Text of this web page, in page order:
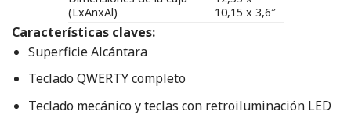
(LxAnxAl)
10,15 x 3,6″
Características claves:
Superficie Alcántara
Teclado QWERTY completo
Teclado mecánico y teclas con retroiluminación LED